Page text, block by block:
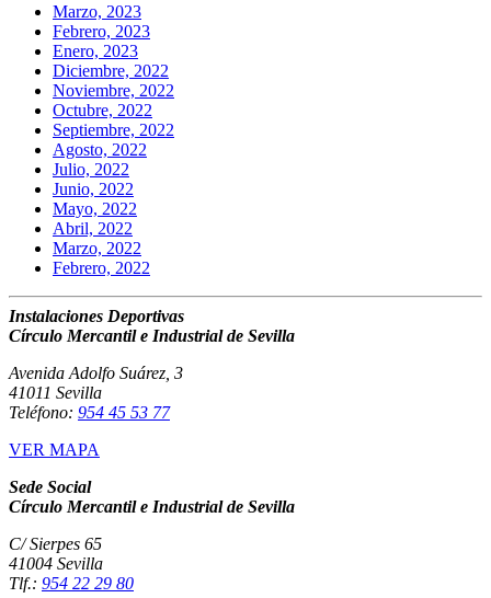
Marzo, 2023
Febrero, 2023
Enero, 2023
Diciembre, 2022
Noviembre, 2022
Octubre, 2022
Septiembre, 2022
Agosto, 2022
Julio, 2022
Junio, 2022
Mayo, 2022
Abril, 2022
Marzo, 2022
Febrero, 2022
Instalaciones Deportivas
Círculo Mercantil e Industrial de Sevilla
Avenida Adolfo Suárez, 3
41011 Sevilla
Teléfono: 954 45 53 77
VER MAPA
Sede Social
Círculo Mercantil e Industrial de Sevilla
C/ Sierpes 65
41004 Sevilla
Tlf.: 954 22 29 80